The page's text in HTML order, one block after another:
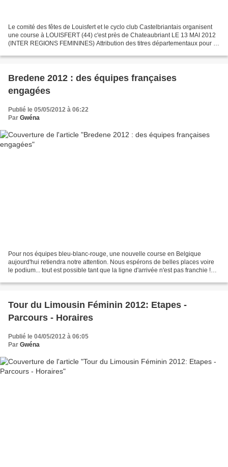
Le comité des fêtes de Louisfert et le cyclo club Castelbriantais organisent
une course à LOUISFERT (44) c'est près de Chateaubriant LE 13 MAI 2012
(INTER REGIONS FEMININES) Attribution des titres départementaux pour la
Bredene 2012 : des équipes françaises
engagées
Publié le 05/05/2012 à 06:22
Par Gwéna
Pour nos équipes bleu-blanc-rouge, une nouvelle course en Belgique
aujourd'hui retiendra notre attention. Nous espérons de belles places voire
le podium... tout est possible tant que la ligne d'arrivée n'est pas franchie !
Tour du Limousin Féminin 2012: Etapes -
Parcours - Horaires
Publié le 04/05/2012 à 06:05
Par Gwéna